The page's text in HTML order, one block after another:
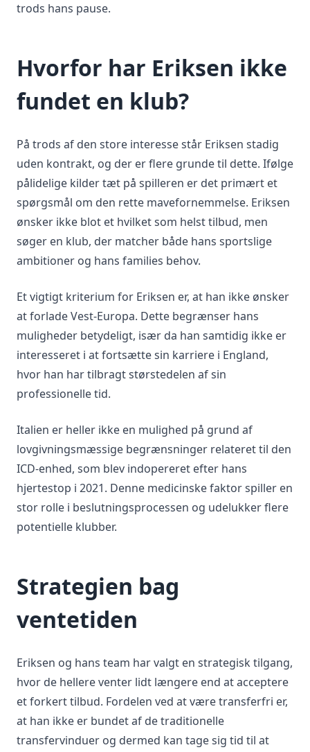
trods hans pause.
Hvorfor har Eriksen ikke
fundet en klub?
På trods af den store interesse står Eriksen stadig
uden kontrakt, og der er flere grunde til dette. Ifølge
pålidelige kilder tæt på spilleren er det primært et
spørgsmål om den rette mavefornemmelse. Eriksen
ønsker ikke blot et hvilket som helst tilbud, men
søger en klub, der matcher både hans sportslige
ambitioner og hans families behov.
Et vigtigt kriterium for Eriksen er, at han ikke ønsker
at forlade Vest-Europa. Dette begrænser hans
muligheder betydeligt, især da han samtidig ikke er
interesseret i at fortsætte sin karriere i England,
hvor han har tilbragt størstedelen af sin
professionelle tid.
Italien er heller ikke en mulighed på grund af
lovgivningsmæssige begrænsninger relateret til den
ICD-enhed, som blev indopereret efter hans
hjertestop i 2021. Denne medicinske faktor spiller en
stor rolle i beslutningsprocessen og udelukker flere
potentielle klubber.
Strategien bag
ventetiden
Eriksen og hans team har valgt en strategisk tilgang,
hvor de hellere venter lidt længere end at acceptere
et forkert tilbud. Fordelen ved at være transferfri er,
at han ikke er bundet af de traditionelle
transfervinduer og dermed kan tage sig tid til at